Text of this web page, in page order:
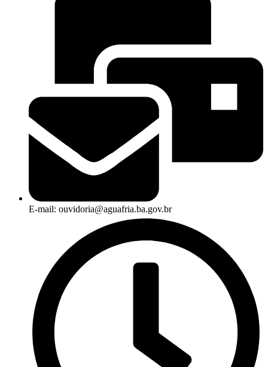
E-mail: ouvidoria@aguafria.ba.gov.br